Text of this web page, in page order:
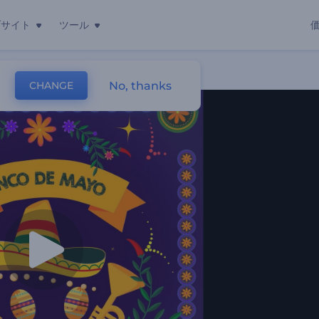
イト ツール
CHANGE No, thanks